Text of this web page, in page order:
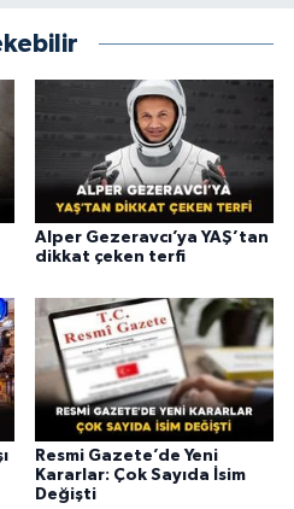
Alper Gezeravcı’ya YAŞ’tan
dikkat çeken terfi
Resmi Gazete’de Yeni
Kararlar: Çok Sayıda İsim
Değişti